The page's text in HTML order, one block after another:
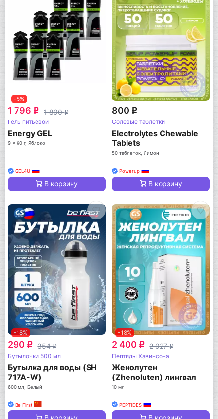
-5%
1 796 q 1 890q
Гель питьевой
Energy GEL
9 x 60 г, Яблоко
GEL4U
В корзину
800 q
Солевые таблетки
Electrolytes Chewable
Tablets
50 таблеток, Лимон
Powerup
В корзину
-18%
290 q 354q
Бутылочки 500 мл
Бутылка для воды (SH
717A-W)
600 мл, Белый
Be First
-18%
2 400 q 2 927q
Пептиды Хавинсона
Женолутен
(Zhenoluten) лингвал
10 мл
PEPTIDES